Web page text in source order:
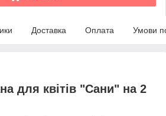
Доставка Оплата Умови
для квітів "Сани" на 2